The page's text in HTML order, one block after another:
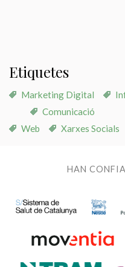
Etiquetes
Marketing Digital
Comunicació
Web
Xarxes Socials
HAN